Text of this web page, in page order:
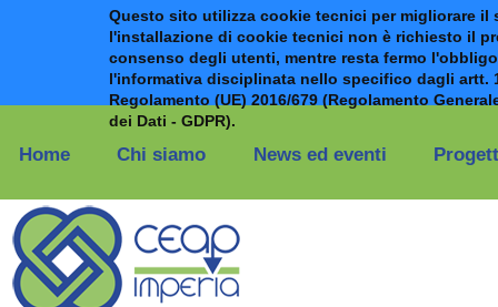
Questo sito utilizza cookie tecnici per migliorare il
l'installazione di cookie tecnici non è richiesto il
consenso degli utenti, mentre resta fermo
l'informativa disciplinata nello specifico dagli artt.
Regolamento (UE) 2016/679 (Regolamento
dei Dati - GDPR).
Salta al contenuto principale
Home Chi siamo News ed eventi